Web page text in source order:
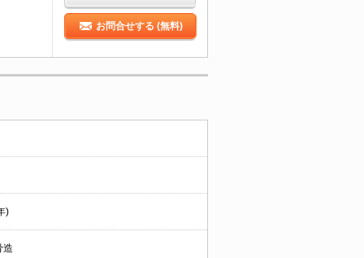
お問合せする (無料)
)
造